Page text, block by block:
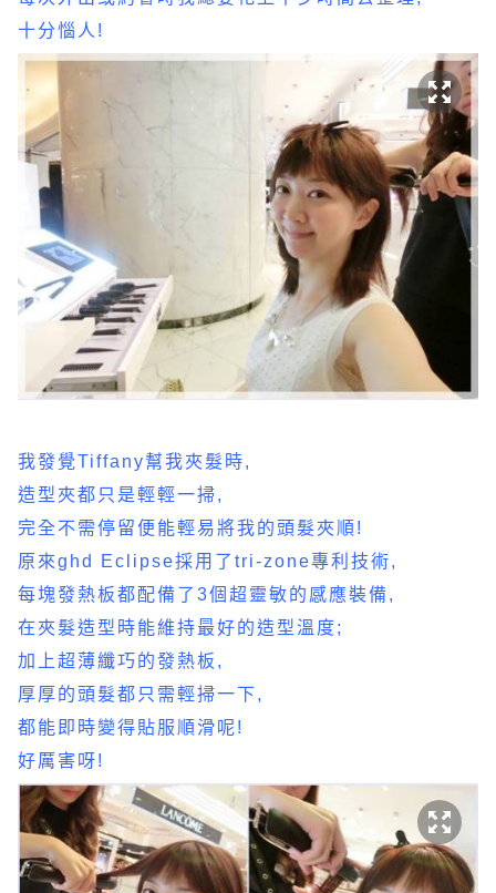
十分惱人!
我發覺Tiffany幫我夾髮時,
造型夾都只是輕輕一掃,
完全不需停留便能輕易將我的頭髮夾順!
原來ghd Eclipse採用了tri-zone專利技術,
每塊發熱板都配備了3個超靈敏的感應裝備,
在夾髮造型時能維持最好的造型溫度;
加上超薄纖巧的發熱板,
厚厚的頭髮都只需輕掃一下,
都能即時變得貼服順滑呢!
好厲害呀!